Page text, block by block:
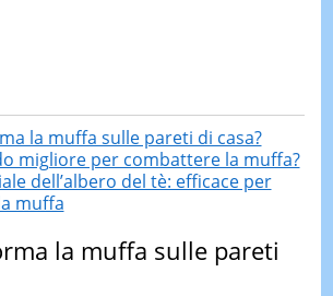
la muffa sulle pareti di casa?
migliore per combattere la muffa?
dell’albero del tè: efficace per
muffa
la muffa sulle pareti